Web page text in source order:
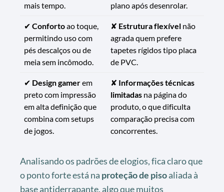
mais tempo.
plano após desenrolar.
✔ Confortoao toque,
permitindo uso com
pés descalços ou de
meia sem incômodo.
✘ Estrutura flexível não
agrada quem prefere
tapetes rígidos tipo placa
de PVC.
✔ Design gamerem
preto com impressão
em alta definição que
combina com setups
de jogos.
✘ Informações técnicas
limitadas na página do
produto, o que dificulta
comparação precisa com
concorrentes.
Analisando os padrões de elogios, fica claro que
o ponto forte está na proteção de pisoaliada à
base antiderrapante, algo que muitos